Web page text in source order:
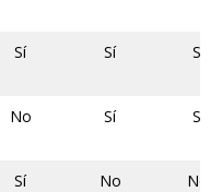
Sí Sí Sí
No Sí Sí
Sí No
No